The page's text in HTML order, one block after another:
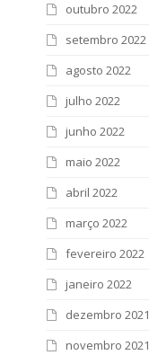
outubro 2022
setembro 2022
agosto 2022
julho 2022
junho 2022
maio 2022
abril 2022
março 2022
fevereiro 2022
janeiro 2022
dezembro 2021
novembro 2021